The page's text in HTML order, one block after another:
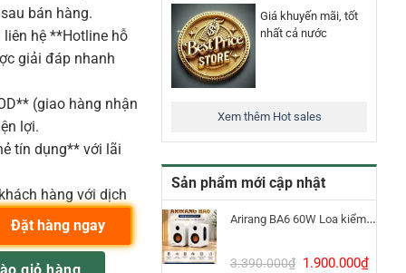
Giá khuyến mãi, tốt
nhất cả nước
Xem thêm Hot sales
Sản phẩm mới cập nhật
Arirang BA6 60W Loa kiểm âm Bluetooth 5.3
3.390.000₫ Giá
1.900.000₫Giá
bán hàng.
hệ **Hotline hỗ
giải đáp nhanh
(giao hàng nhận
lợi.
tín dụng** với lãi
hàng với dịch
The Super Jack guitar amplifier head công suất lớn số lượng
giỏ hàng
Đặt hàng ngay